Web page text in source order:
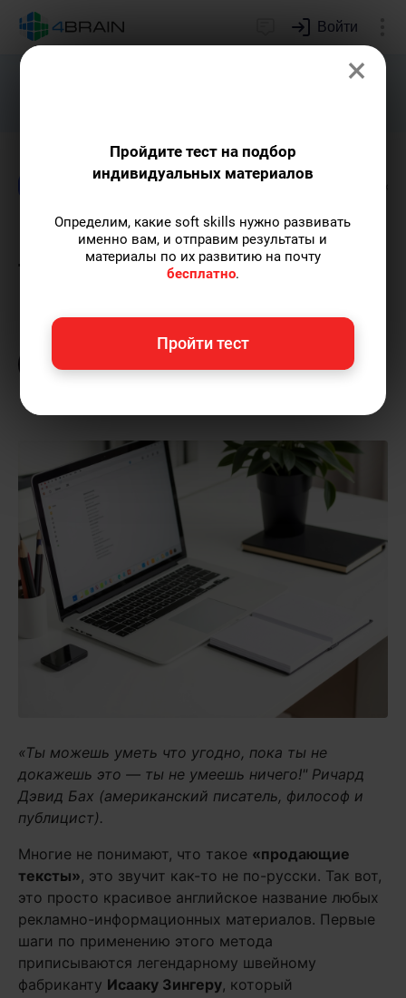
Войти
Подарим индивидуальный план
Риторика и письмо
Как писать продающие
тексты
Лилия Шайхатарова
Пишу статьи по теме
письмо»и не только, а также рекомендую
«Ты можешь уметь что угодно, пока ты не
докажешь это — ты не умеешь ничего!" Ричард
Дэвид Бах (американский писатель, философ и
публицист).
Многие не понимают, что такое «продающие
тексты», это звучит как-то не по-русски. Так вот,
это просто красивое английское название любых
рекламно-информационных материалов. Первые
шаги по применению этого метода
приписываются легендарному швейному
фабриканту Исааку Зингеру, который
×
Пройдите тест на подбор
индивидуальных материалов
Определим, какие soft skills нужно развивать
именно вам, и отправим результаты и
материалы по их развитию на почту
бесплатно.
Пройти тест